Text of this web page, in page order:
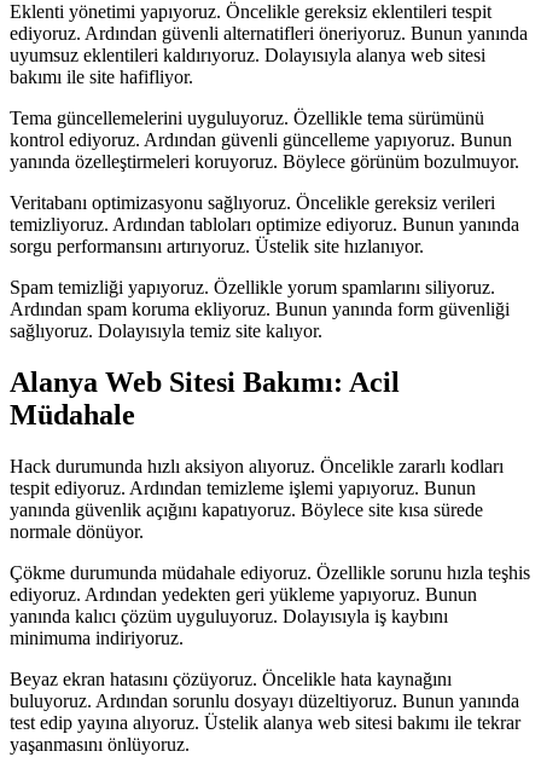
Eklenti yönetimi yapıyoruz. Öncelikle gereksiz eklentileri tespit
ediyoruz. Ardından güvenli alternatifleri öneriyoruz. Bunun yanında
uyumsuz eklentileri kaldırıyoruz. Dolayısıyla alanya web sitesi
bakımı ile site hafifliyor.
Tema güncellemelerini uyguluyoruz. Özellikle tema sürümünü
kontrol ediyoruz. Ardından güvenli güncelleme yapıyoruz. Bunun
yanında özelleştirmeleri koruyoruz. Böylece görünüm bozulmuyor.
Veritabanı optimizasyonu sağlıyoruz. Öncelikle gereksiz verileri
temizliyoruz. Ardından tabloları optimize ediyoruz. Bunun yanında
sorgu performansını artırıyoruz. Üstelik site hızlanıyor.
Spam temizliği yapıyoruz. Özellikle yorum spamlarını siliyoruz.
Ardından spam koruma ekliyoruz. Bunun yanında form güvenliği
sağlıyoruz. Dolayısıyla temiz site kalıyor.
Alanya Web Sitesi Bakımı: Acil
Müdahale
Hack durumunda hızlı aksiyon alıyoruz. Öncelikle zararlı kodları
tespit ediyoruz. Ardından temizleme işlemi yapıyoruz. Bunun
yanında güvenlik açığını kapatıyoruz. Böylece site kısa sürede
normale dönüyor.
Çökme durumunda müdahale ediyoruz. Özellikle sorunu hızla teşhis
ediyoruz. Ardından yedekten geri yükleme yapıyoruz. Bunun
yanında kalıcı çözüm uyguluyoruz. Dolayısıyla iş kaybını
minimuma indiriyoruz.
Beyaz ekran hatasını çözüyoruz. Öncelikle hata kaynağını
buluyoruz. Ardından sorunlu dosyayı düzeltiyoruz. Bunun yanında
test edip yayına alıyoruz. Üstelik alanya web sitesi bakımı ile tekrar
yaşanmasını önlüyoruz.